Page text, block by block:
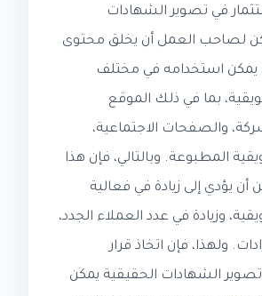
في تصوير الشهادات
لصاحب العمل أن يخلق محتوى
استخدامه في مختلف
بما في ذلك الموقع
والصفحات الاجتماعية،
المطبوعة. وبالتالي، فإن هذا
أن يؤدي إلى زيادة في فعالية
وزيادة في عدد العملاء الجدد،
ولهذا، فإن اتخاذ قرار
تصوير الشهادات الحقيقية يمكن